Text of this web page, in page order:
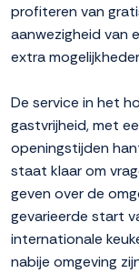
profiteren van
aanwezigheid van
extra
De service in het
gastvrijheid, met
openingstijden
staat klaar om
geven over de
gevarieerde start
internationale
nabije omgeving